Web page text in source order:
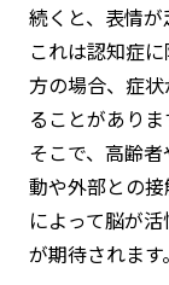
続くと、表情が
これは認知症
方の場合、症
ることがありま
そこで、高齢
動や外部との
によって脳が
が期待されます。